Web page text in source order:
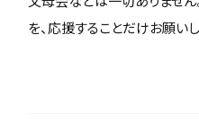
を、応援することだけお願いし